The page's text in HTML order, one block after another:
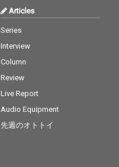
Articles
Series
Interview
Column
Review
Live Report
Audio Equipment
先週のオトトイ